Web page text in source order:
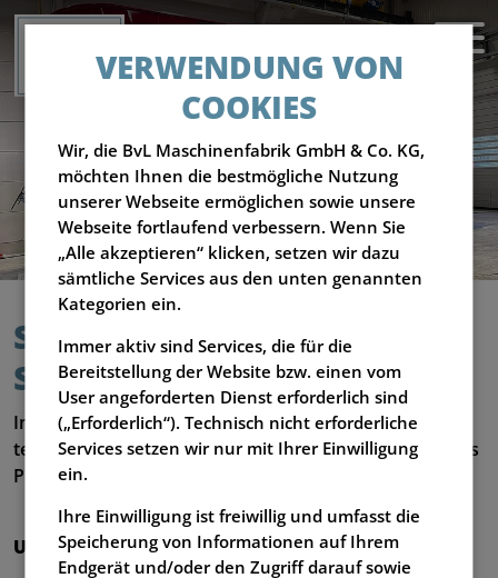
SCHULUNGEN FÜR
SERVICEPARTNER
In unserer Schulung erfahren Sie bei uns vor Ort alle
technischen Details rund um den V-MIX Drive Maximus
Plus/Giant. Wir freuen uns auf Ihre Anmeldung!
Unsere Schulungsübersicht:
VERWENDUNG VON
COOKIES
Wir, die BvL Maschinenfabrik GmbH & Co. KG,
möchten Ihnen die bestmögliche Nutzung
unserer Webseite ermöglichen sowie unsere
Webseite fortlaufend verbessern. Wenn Sie
„Alle akzeptieren“ klicken, setzen wir dazu
sämtliche Services aus den unten genannten
Kategorien ein.
Immer aktiv sind Services, die für die
Bereitstellung der Website bzw. einen vom
User angeforderten Dienst erforderlich sind
(„Erforderlich“). Technisch nicht erforderliche
Services setzen wir nur mit Ihrer Einwilligung
ein.
Ihre Einwilligung ist freiwillig und umfasst die
Speicherung von Informationen auf Ihrem
Endgerät und/oder den Zugriff darauf sowie